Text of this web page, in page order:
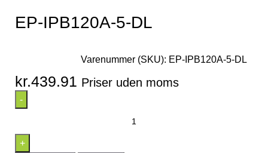
EP-IPB120A-5-DL
Varenummer (SKU): EP-IPB120A-5-DL
kr.439.91 Priser uden moms